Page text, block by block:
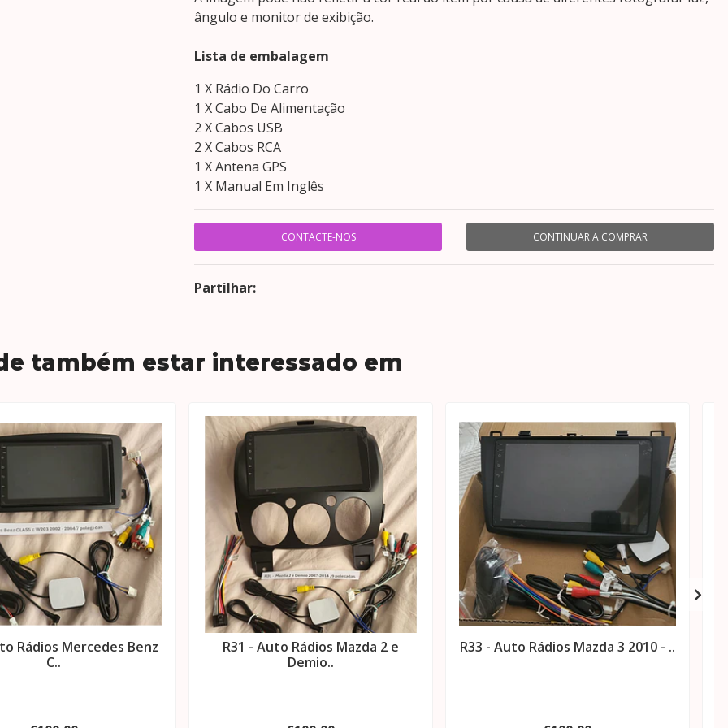
ângulo e monitor de exibição.
Lista de embalagem
1 X Rádio Do Carro
1 X Cabo De Alimentação
2 X Cabos USB
2 X Cabos RCA
1 X Antena GPS
1 X Manual Em Inglês
CONTACTE-NOS CONTINUAR A COMPRAR
Partilhar:
também estar interessado em
Rádios Mercedes Benz
C..
R31 - Auto Rádios Mazda 2 e
Demio..
R33 - Auto Rádios Mazda 3 2010 - ..